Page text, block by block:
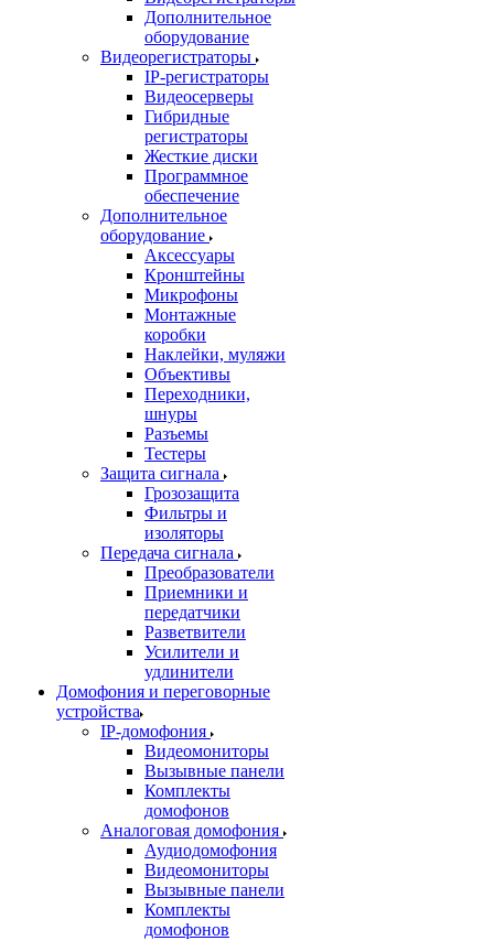
Дополнительное
оборудование
Видеорегистраторы
IP-регистраторы
Видеосерверы
Гибридные
регистраторы
Жесткие диски
Программное
обеспечение
Дополнительное
оборудование
Аксессуары
Кронштейны
Микрофоны
Монтажные
коробки
Наклейки, муляжи
Объективы
Переходники,
шнуры
Разъемы
Тестеры
Защита сигнала
Грозозащита
Фильтры и
изоляторы
Передача сигнала
Преобразователи
Приемники и
передатчики
Разветвители
Усилители и
удлинители
Домофония и переговорные
устройства
IP-домофония
Видеомониторы
Вызывные панели
Комплекты
домофонов
Аналоговая домофония
Аудиодомофония
Видеомониторы
Вызывные панели
Комплекты
домофонов